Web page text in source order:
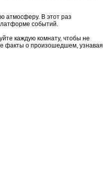
атмосферу. В этот раз
событий.
каждую комнату, чтобы не
факты о произошедшем, узнавая